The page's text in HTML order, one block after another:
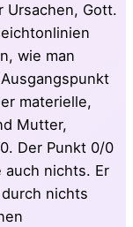
Ursachen, Gott.
wie man
materielle,
Mutter,
Der Punkt 0/0
auch nichts. Er
nichts